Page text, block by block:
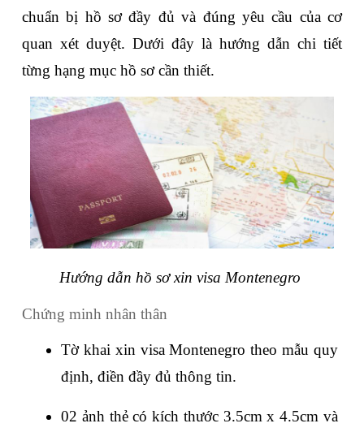
chuẩn bị hồ sơ đầy đủ và đúng yêu cầu của cơ
quan xét duyệt. Dưới đây là hướng dẫn chi tiết
từng hạng mục hồ sơ cần thiết.
Hướng dẫn hồ sơ xin visa Montenegro
Chứng minh nhân thân
Tờ khai xin visa Montenegro theo mẫu quy
định, điền đầy đủ thông tin.
02 ảnh thẻ có kích thước 3.5cm x 4.5cm và